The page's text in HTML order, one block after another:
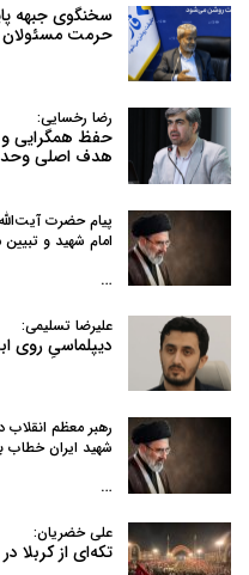
سخنگوی جبهه
حرمت
رضا رخسایی:
حفظ همگرایی
هدف اصلی وحدت
پیام حضرت
امام شهید و
…
علیرضا تسلیمی:
دیپلماسیِ روی
رهبر معظم
شهید ایران خطاب
…
علی خضریان:
تکه‌ای از کربلا